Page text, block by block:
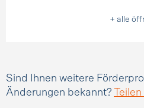
+ alle
Sind Ihnen weitere
Änderungen bekannt?